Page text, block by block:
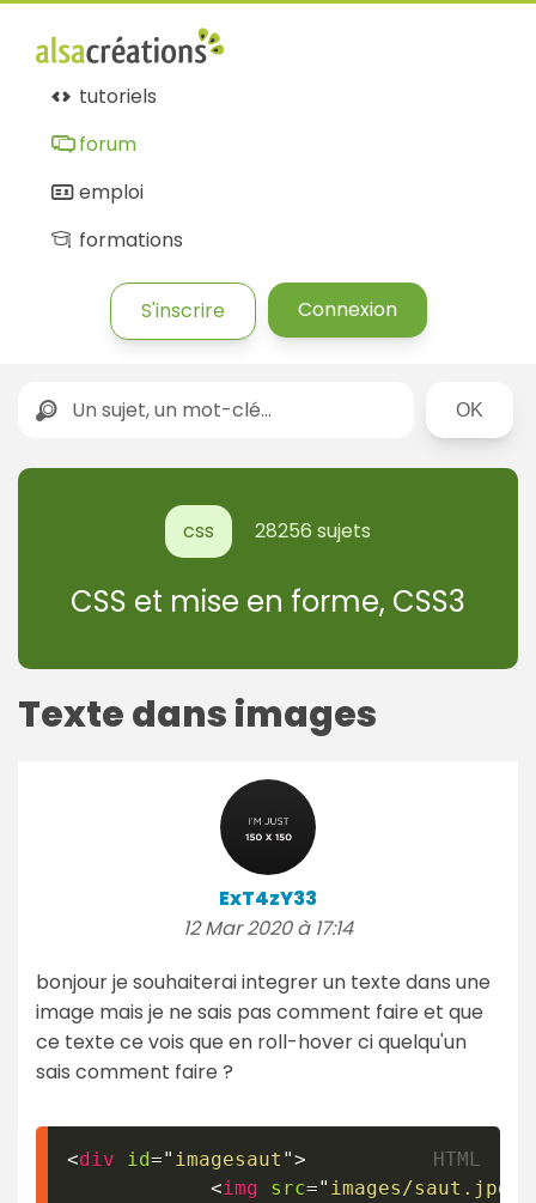
tutoriels
forum
emploi
formations
S'inscrire Connexion
Rechercher
css 28256 sujets
CSS et mise en forme, CSS3
Texte dans images
ExT4zY33
12 Mar 2020 à 17:14
bonjour je souhaiterai integrer un texte dans une
image mais je ne sais pas comment faire et que
ce texte ce vois que en roll-hover ci quelqu'un
sais comment faire ?
<div id=" imagesaut ">
<img src=" images/saut.jpg